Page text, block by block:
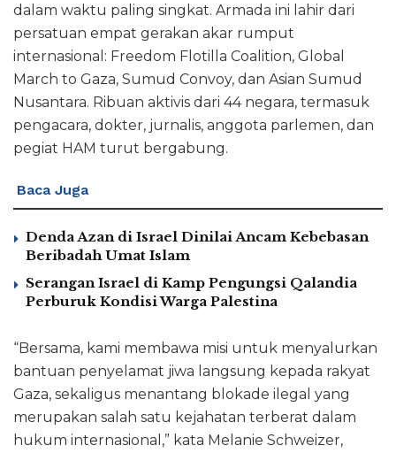
dalam waktu paling singkat. Armada ini lahir dari
persatuan empat gerakan akar rumput
internasional: Freedom Flotilla Coalition, Global
March to Gaza, Sumud Convoy, dan Asian Sumud
Nusantara. Ribuan aktivis dari 44 negara, termasuk
pengacara, dokter, jurnalis, anggota parlemen, dan
pegiat HAM turut bergabung.
Baca Juga
Denda Azan di Israel Dinilai Ancam Kebebasan
Beribadah Umat Islam
Serangan Israel di Kamp Pengungsi Qalandia
Perburuk Kondisi Warga Palestina
“Bersama, kami membawa misi untuk menyalurkan
bantuan penyelamat jiwa langsung kepada rakyat
Gaza, sekaligus menantang blokade ilegal yang
merupakan salah satu kejahatan terberat dalam
hukum internasional,” kata Melanie Schweizer,